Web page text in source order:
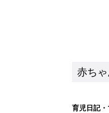
赤ち
育児日記